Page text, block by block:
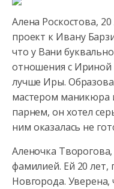
Алена Роскостова,
проект к Ивану
что у Вани
отношения с Ириной
лучше Иры.
мастером маникюра
парнем, он хотел
ним оказалась не
Аленочка
фамилией. Ей 20 лет,
Новгорода.